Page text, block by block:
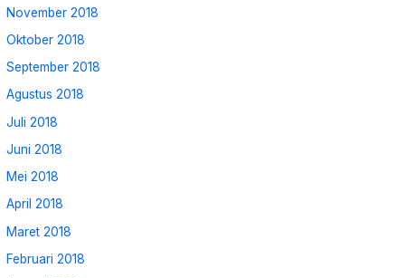
November 2018
Oktober 2018
September 2018
Agustus 2018
Juli 2018
Juni 2018
Mei 2018
April 2018
Maret 2018
Februari 2018